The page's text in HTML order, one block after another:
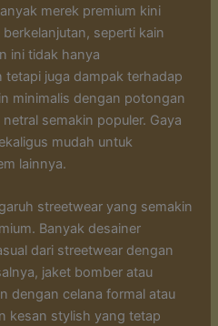
merek premium kini
seperti kain
ini tidak hanya
juga dampak terhadap
minimalis dengan potongan
semakin populer. Gaya
mudah untuk
lainnya.
streetwear yang semakin
Banyak desainer
dari streetwear dengan
jaket bomber atau
dengan celana formal atau
kesan stylish yang tetap